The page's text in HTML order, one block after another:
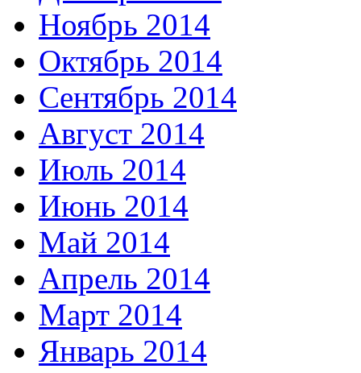
Ноябрь 2014
Октябрь 2014
Сентябрь 2014
Август 2014
Июль 2014
Июнь 2014
Май 2014
Апрель 2014
Март 2014
Январь 2014